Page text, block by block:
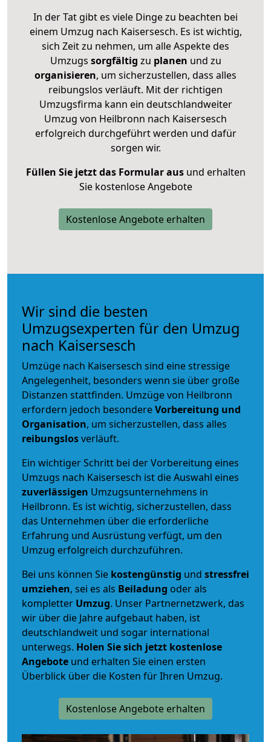
In der Tat gibt es viele Dinge zu beachten bei
einem Umzug nach Kaisersesch. Es ist wichtig,
sich Zeit zu nehmen, um alle Aspekte des
Umzugs sorgfältig zu planen und zu
organisieren, um sicherzustellen, dass alles
reibungslos verläuft. Mit der richtigen
Umzugsfirma kann ein deutschlandweiter
Umzug von Heilbronn nach Kaisersesch
erfolgreich durchgeführt werden und dafür
sorgen wir.
Füllen Sie jetzt das Formular ausund erhalten
Sie kostenlose Angebote
Kostenlose Angebote erhalten
Wir sind die besten
Umzugsexperten für den Umzug
nach Kaisersesch
Umzüge nach Kaisersesch sind eine stressige
Angelegenheit, besonders wenn sie über große
Distanzen stattfinden. Umzüge von Heilbronn
erfordern jedoch besondereVorbereitung und
Organisation, um sicherzustellen, dass alles
reibungslosverläuft.
Ein wichtiger Schritt bei der Vorbereitung eines
Umzugs nach Kaisersesch ist die Auswahl eines
zuverlässigen Umzugsunternehmens in
Heilbronn. Es ist wichtig, sicherzustellen, dass
das Unternehmen über die erforderliche
Erfahrung und Ausrüstung verfügt, um den
Umzug erfolgreich durchzuführen.
Bei uns können Sie kostengünstig und stressfrei
umziehen, sei es als Beiladung oder als
kompletter Umzug. Unser Partnernetzwerk, das
wir über die Jahre aufgebaut haben, ist
deutschlandweit und sogar international
unterwegs. Holen Sie sich jetzt kostenlose
Angebote und erhalten Sie einen ersten
Überblick über die Kosten für Ihren Umzug.
Kostenlose Angebote erhalten